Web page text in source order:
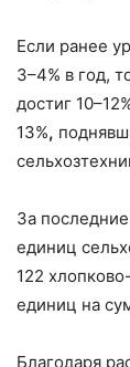
Если ранее
3–4% в год,
достиг
13%,
За
единиц
122
единиц на
Благодаря